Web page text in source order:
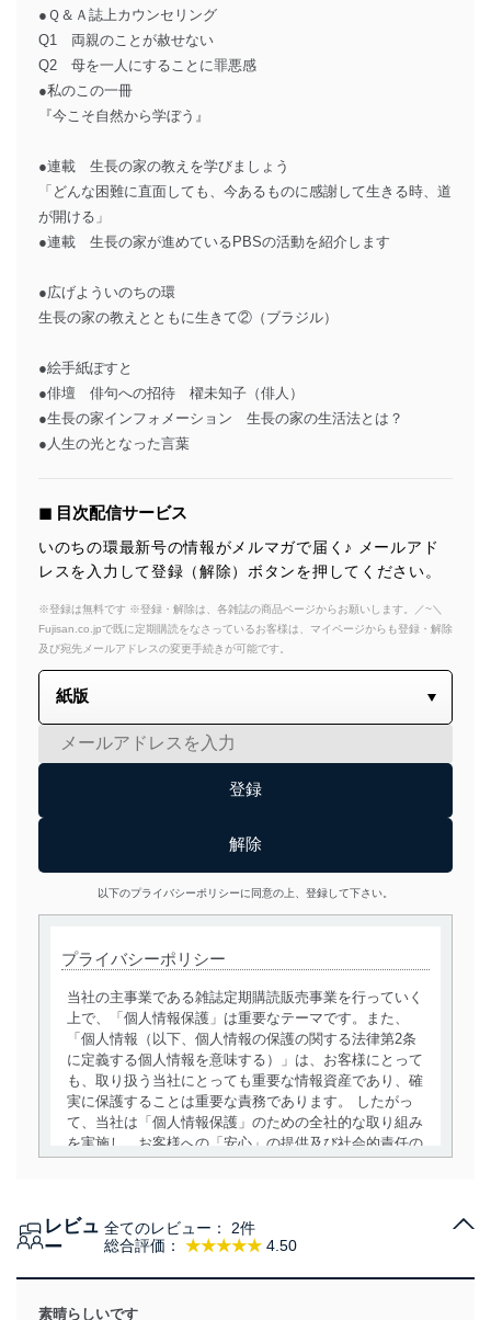
●Ｑ＆Ａ誌上カウンセリング
Q1 両親のことが赦せない
Q2 母を一人にすることに罪悪感
●私のこの一冊
『今こそ自然から学ぼう』
●連載 生長の家の教えを学びましょう
「どんな困難に直面しても、今あるものに感謝して生きる時、道
が開ける」
●連載 生長の家が進めているPBSの活動を紹介します
●広げよういのちの環
生長の家の教えとともに生きて②（ブラジル）
●絵手紙ぽすと
●俳壇 俳句への招待 櫂未知子（俳人）
●生長の家インフォメーション 生長の家の生活法とは？
●人生の光となった言葉
◼︎ 目次配信サービス
いのちの環最新号の情報がメルマガで届く♪ メールアド
レスを入力して登録（解除）ボタンを押してください。
※登録は無料です ※登録・解除は、各雑誌の商品ページからお願いします。／~＼
Fujisan.co.jpで既に定期購読をなさっているお客様は、マイページからも登録・解除
及び宛先メールアドレスの変更手続きが可能です。
以下のプライバシーポリシーに同意の上、登録して下さい。
プライバシーポリシー
当社の主事業である雑誌定期購読販売事業を行っていく
上で、「個人情報保護」は重要なテーマです。また、
「個人情報（以下、個人情報の保護の関する法律第2条
に定義する個人情報を意味する）」は、お客様にとって
も、取り扱う当社にとっても重要な情報資産であり、確
実に保護することは重要な責務であります。 したがっ
て、当社は「個人情報保護」のための全社的な取り組み
を実施し、お客様への「安心」の提供及び社会的責任の
当社は、個人情報の取得・利用・提供に際して、その利
達成に必要な範囲内で適法かつ公正な手段によって取
得・利用・提供を行います。また、当社が保有している
レビュ
ー
総合評価： ★★★★★ 4.50
全てのレビュー： 2件
素晴らしいです